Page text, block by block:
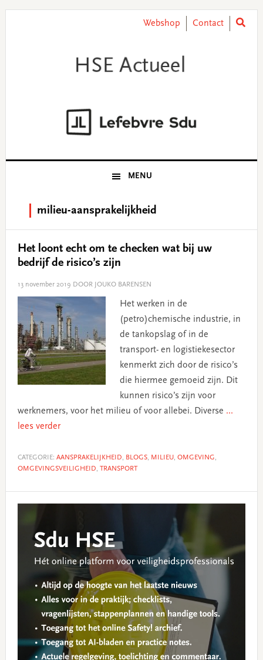
Webshop Contact
MENU
milieu-aansprakelijkheid
Het loont echt om te checken wat bij uw
bedrijf de risico’s zijn
13 november 2019 DOOR JOUKO BARENSEN
Het werken in de
(petro)chemische industrie, in
de tankopslag of in de
transport- en logistiekesector
kenmerkt zich door de risico’s
die hiermee gemoeid zijn. Dit
kunnen risico’s zijn voor
werknemers, voor het milieu of voor allebei. Diverse ...
lees verder
CATEGORIE: AANSPRAKELIJKHEID, BLOGS, MILIEU, OMGEVING,
OMGEVINGSVEILIGHEID, TRANSPORT
Primary
Sidebar